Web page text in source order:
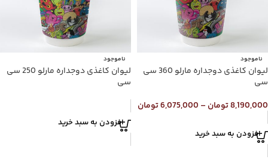
ناموجود
لیوان کاغذی دوجداره مارلو 360 سی
سی
8,190,000تومان –
6,075,000تومان
افزودن به سبد خرید
ناموجود
لیوان کاغذی دوجداره مارلو 250 سی
سی
افزودن به سبد خرید